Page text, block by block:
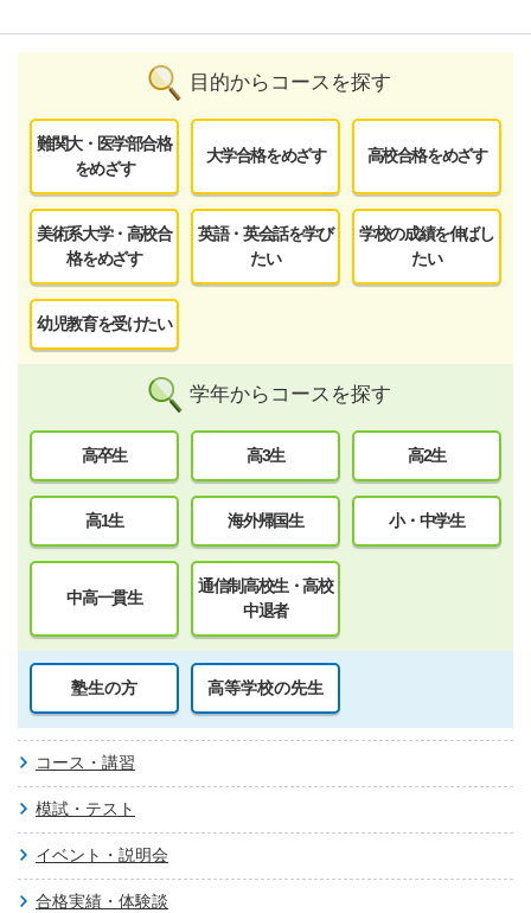
目的からコースを探す
難関大・医学部合格
をめざす
大学合格をめざす 高校合格をめざす
美術系大学・高校合
格をめざす
英語・英会話を学び
たい
学校の成績を伸ばし
たい
幼児教育を受けたい
学年からコースを探す
高卒生 高3生 高2生
高1生 海外帰国生 小・中学生
中高一貫生
通信制高校生・高校
中退者
塾生の方 高等学校の先生
コース・講習
模試・テスト
イベント・説明会
合格実績・体験談